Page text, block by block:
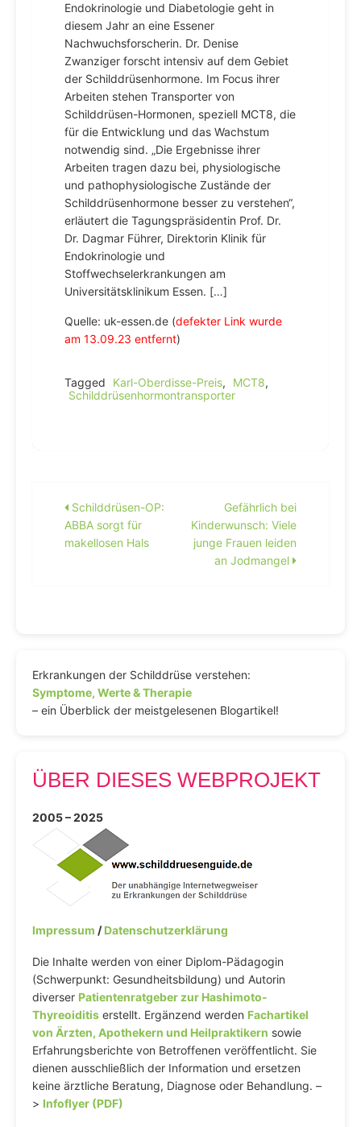
Endokrinologie und Diabetologie geht in
diesem Jahr an eine Essener
Nachwuchsforscherin. Dr. Denise
Zwanziger forscht intensiv auf dem Gebiet
der Schilddrüsenhormone. Im Focus ihrer
Arbeiten stehen Transporter von
Schilddrüsen-Hormonen, speziell MCT8, die
für die Entwicklung und das Wachstum
notwendig sind. „Die Ergebnisse ihrer
Arbeiten tragen dazu bei, physiologische
und pathophysiologische Zustände der
Schilddrüsenhormone besser zu verstehen“,
erläutert die Tagungspräsidentin Prof. Dr.
Dr. Dagmar Führer, Direktorin Klinik für
Endokrinologie und
Stoffwechselerkrankungen am
Universitätsklinikum Essen. […]
Quelle: uk-essen.de (defekter Link wurde
am 13.09.23 entfernt)
Tagged Karl-Oberdisse-Preis, MCT8,
Schilddrüsenhormontransporter
Beitragsnavigation
Schilddrüsen-OP:
ABBA sorgt für
makellosen Hals
Gefährlich bei
Kinderwunsch: Viele
junge Frauen leiden
an Jodmangel
Erkrankungen der Schilddrüse verstehen:
Symptome, Werte & Therapie
– ein Überblick der meistgelesenen Blogartikel!
ÜBER DIESES WEBPROJEKT
2005 – 2025
Impressum /Datenschutzerklärung
Die Inhalte werden von einer Diplom-Pädagogin
(Schwerpunkt: Gesundheitsbildung) und Autorin
diverser Patientenratgeber zur Hashimoto-
Thyreoiditis erstellt. Ergänzend werden Fachartikel
von Ärzten, Apothekern und Heilpraktikern sowie
Erfahrungsberichte von Betroffenen veröffentlicht. Sie
dienen ausschließlich der Information und ersetzen
keine ärztliche Beratung, Diagnose oder Behandlung. –
> Infoflyer (PDF)